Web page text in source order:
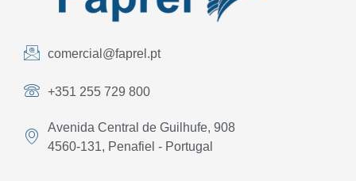
comercial@faprel.pt
+351 255 729 800
Avenida Central de Guilhufe, 908
4560-131, Penafiel - Portugal